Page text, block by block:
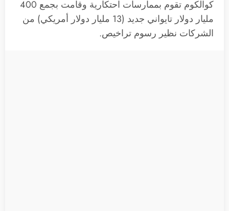
كوالكوم تقوم بممارسات احتكارية وقامت بجمع 400
مليار دولار تايواني جديد (13 مليار دولار أمريكي) من
الشركات نظير رسوم تراخيص.